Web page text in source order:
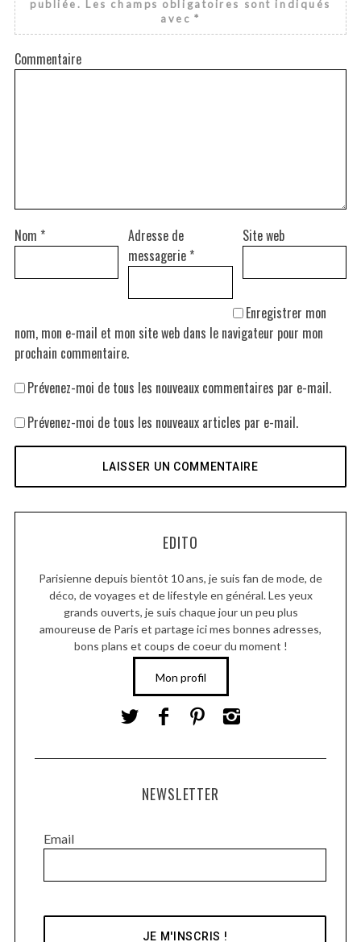
publiée. Les champs obligatoires sont indiqués
avec*
Commentaire
Nom *
Adresse de
messagerie *
Site web
Enregistrer mon
nom, mon e-mail et mon site web dans le navigateur pour mon
prochain commentaire.
Prévenez-moi de tous les nouveaux commentaires par e-mail.
Prévenez-moi de tous les nouveaux articles par e-mail.
EDITO
Parisienne depuis bientôt 10 ans, je suis fan de mode, de
déco, de voyages et de lifestyle en général. Les yeux
grands ouverts, je suis chaque jour un peu plus
amoureuse de Paris et partage ici mes bonnes adresses,
bons plans et coups de coeur du moment !
Mon profil
NEWSLETTER
Email